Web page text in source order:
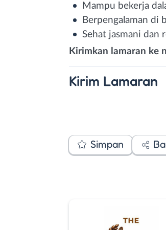
Mampu bekerja
Berpengalaman di
Sehat jasmani dan
Kirimkan lamaran ke
Kirim Lamaran
Simpan